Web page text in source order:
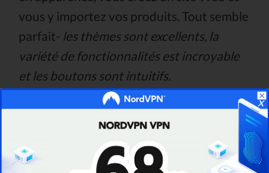
vous y importez vos produits. Tout semble
parfait- les thèmes sont excellents, la
variété de fonctionnalités est incroyable
et les boutons sont intuitifs.
Cependant, Il n'y a qu'un seul problème -
le chargement de votre site prend environ
20 secondes.
Il n'arrête pas de planter et
x